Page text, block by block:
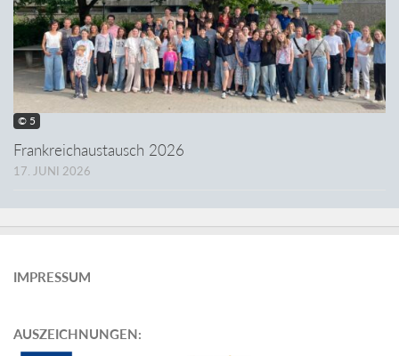
© 5
Frankreichaustausch 2026
17. JUNI 2026
IMPRESSUM
AUSZEICHNUNGEN: